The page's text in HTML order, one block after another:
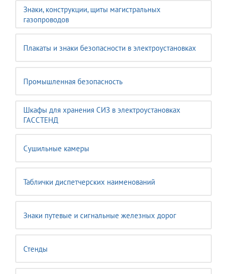
Знаки, конструкции, щиты магистральных
газопроводов
Плакаты и знаки безопасности в электроустановках
Промышленная безопасность
Шкафы для хранения СИЗ в электроустановках
ГАССТЕНД
Сушильные камеры
Таблички диспетчерских наименований
Знаки путевые и сигнальные железных дорог
Стенды